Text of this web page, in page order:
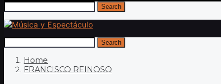
Search
Search
Home
FRANCISCO REINOSO